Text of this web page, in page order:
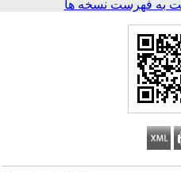
به فهرست نسخه ها